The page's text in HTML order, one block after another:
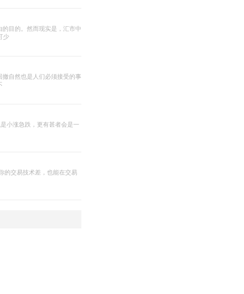
目的。然而现实是，汇市中
少
自然也是人们必须接受的事
小涨急跌，更有甚者会是一
交易技术差，也能在交易